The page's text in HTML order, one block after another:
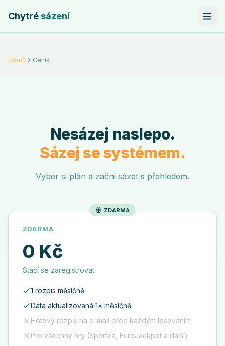
Chytrésázení
Domů Ceník
Nesázej naslepo.
Sázej se systémem.
Vyber si plán a začni sázet s přehledem.
ZDARMA
ZDARMA
0 Kč
Stačí se zaregistrovat.
1 rozpis měsíčně
Data aktualizovaná 1× měsíčně
Hotový rozpis na e-mail před každým losováním
Pro všechny hry (Sportka, EuroJackpot a další)